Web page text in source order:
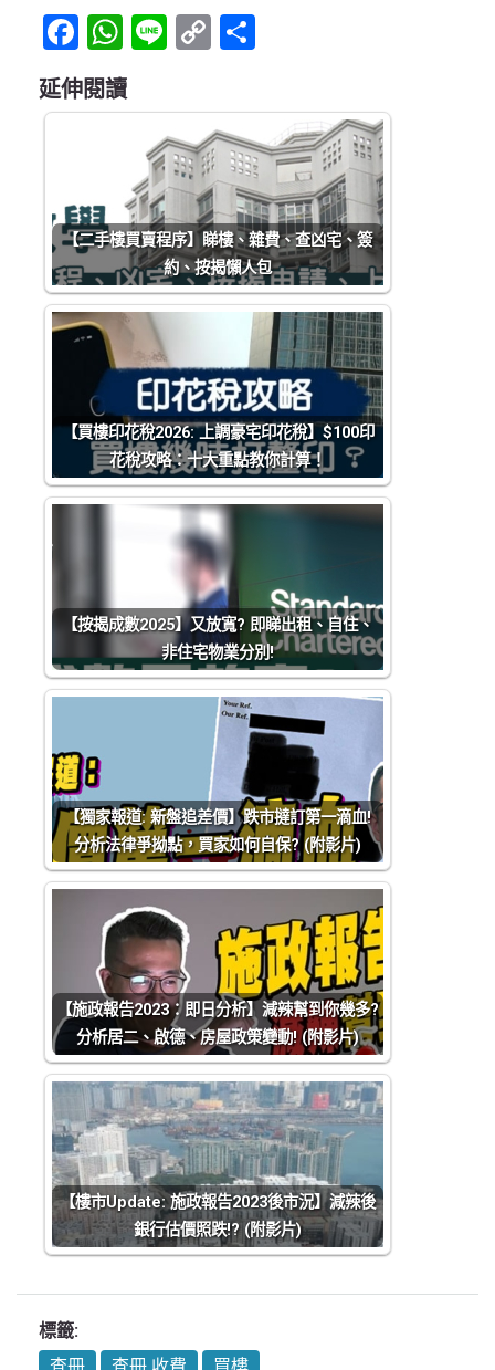
Facebook
WhatsApp
LineCopy
延伸閱讀
【二手樓買賣程序】睇樓、雜費、查凶宅、簽
約、按揭懶人包
【買樓印花稅2026: 上調豪宅印花稅】$100印
花稅攻略：十大重點教你計算！
【按揭成數2025】又放寬? 即睇出租、自住、
非住宅物業分別!
【獨家報道: 新盤追差價】跌市撻訂第一滴血!
分析法律爭拗點，買家如何自保? (附影片)
【施政報告2023：即日分析】減辣幫到你幾多?
分析居二、啟德、房屋政策變動! (附影片)
【樓市Update: 施政報告2023後市況】減辣後
銀行估價照跌!? (附影片)
標籤: